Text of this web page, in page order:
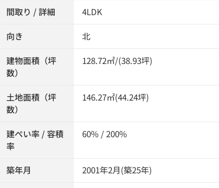
間取り / 詳細 4LDK
向き 北
建物面積（坪
数）
128.72㎡/(38.93坪)
土地面積（坪
数）
146.27㎡(44.24坪)
建ぺい率 / 容積
率
60% / 200%
築年月 2001年2月(築25年)